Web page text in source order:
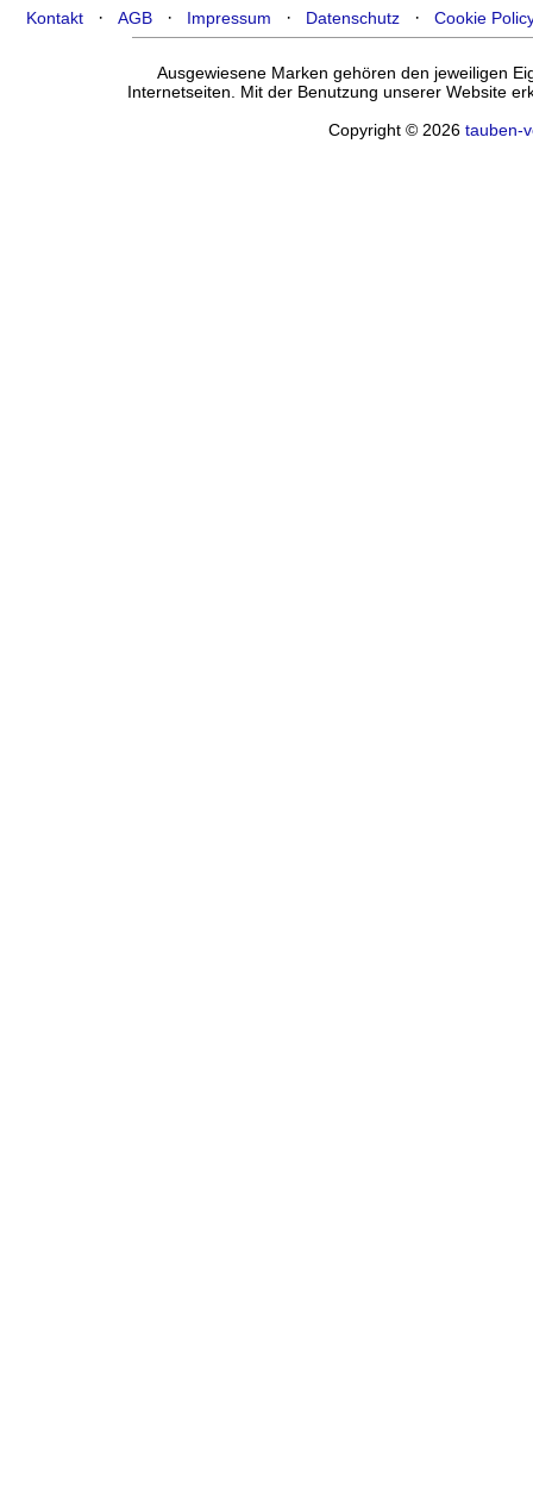
Kontakt ·AGB · Impressum · Datenschutz ·Cookie
Ausgewiesene Marken gehören den jeweiligen
Internetseiten. Mit der Benutzung unserer Website
Copyright © 2026tauben-